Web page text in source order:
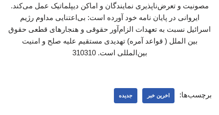
مصونیت و تعرض‌ناپذیری نمایندگان و اماکن دیپلماتیک عمل می‌کند.
ایروانی در پایان نامه خود آورده است: بی‌اعتنایی مداوم رژیم
اسرائیل نسبت به تعهدات الزام‌آور حقوقی و هنجارهای قطعی حقوق
بین الملل ( قواعد آمره) تهدیدی مستقیم علیه صلح و امنیت
بین‌المللی است. 310310
برچسب‌ها: اخرین خبر جدیده